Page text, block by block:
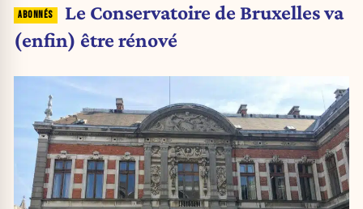
Le Conservatoire de Bruxelles va
(enfin) être rénové